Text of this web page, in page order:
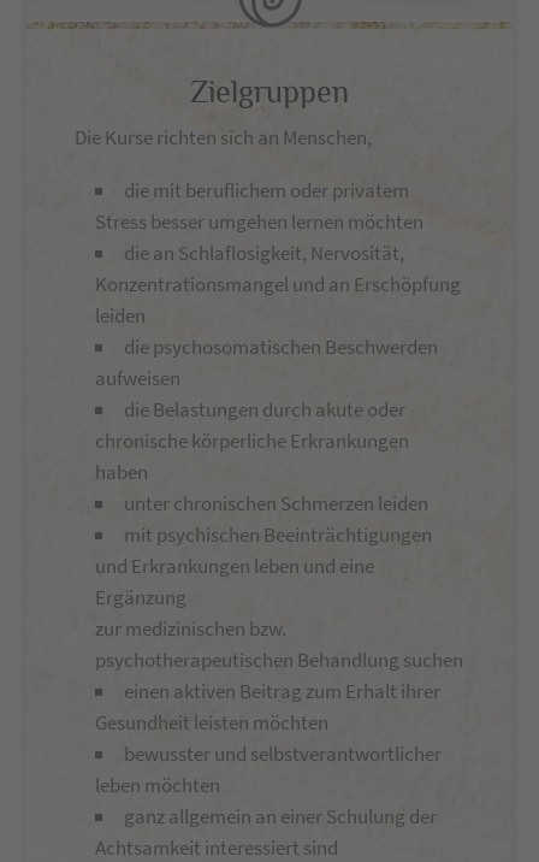
Zielgruppen
Die Kurse richten sich an Menschen,
die mit beruflichem oder privatem
Stress besser umgehen lernen möchten
die an Schlaflosigkeit, Nervosität,
Konzentrationsmangel und an Erschöpfung
leiden
die psychosomatischen Beschwerden
aufweisen
die Belastungen durch akute oder
chronische körperliche Erkrankungen
haben
unter chronischen Schmerzen leiden
mit psychischen Beeinträchtigungen
und Erkrankungen leben und eine
Ergänzung
zur medizinischen bzw.
psychotherapeutischen Behandlung suchen
einen aktiven Beitrag zum Erhalt ihrer
Gesundheit leisten möchten
bewusster und selbstverantwortlicher
leben möchten
ganz allgemein an einer Schulung der
Achtsamkeit interessiert sind